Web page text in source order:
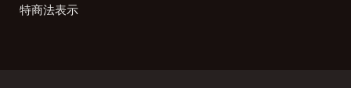
特商法表示